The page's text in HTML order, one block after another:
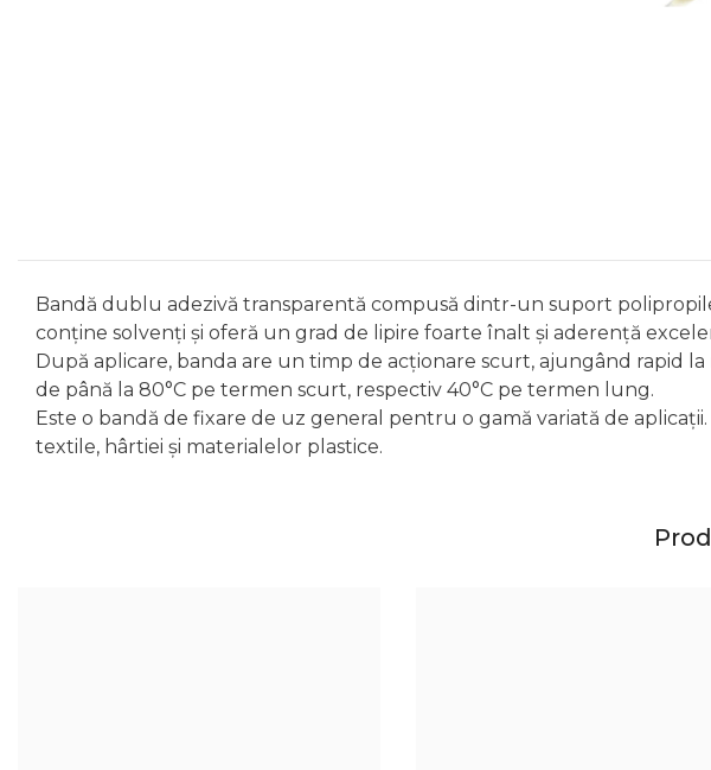
Bandă dublu adezivă transparentă compusă dintr-un suport
conține solvenți și oferă un grad de lipire foarte înalt și aderență
După aplicare, banda are un timp de acționare scurt, ajungând rapid
de până la 80°C pe termen scurt, respectiv 40°C pe termen lung.
Este o bandă de fixare de uz general pentru o gamă variată de
textile, hârtiei și materialelor plastice.